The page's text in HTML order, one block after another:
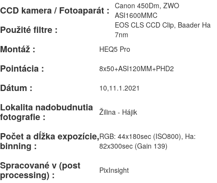
CCD kamera / Fotoaparát : Canon 450Dm, ZWO
ASI1600MMC
Použité filtre :
EOS CLS CCD Clip, Baader Ha
7nm
Montáž : HEQ5 Pro
Pointácia : 8x50+ASI120MM+PHD2
Dátum : 10,11.1.2021
Lokalita nadobudnutia
fotografie : Žilina - Hájik
Počet a dĺžka expozície,
binning :
RGB: 44x180sec (ISO800), Ha:
82x300sec (Gain 139)
Spracované v (post
processing) : PixInsight